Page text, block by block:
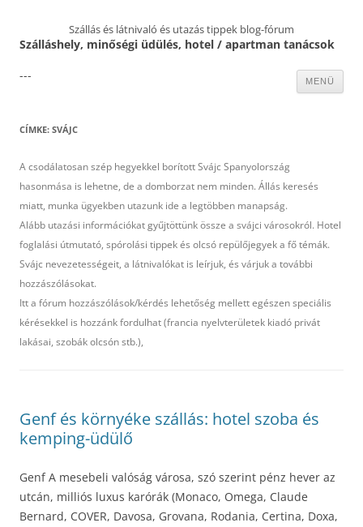
Szállás és látnivaló és utazás tippek blog-fórum
Szálláshely, minőségi üdülés, hotel / apartman tanácsok
MENÜ
---
CÍMKE: SVÁJC
A csodálatosan szép hegyekkel borított Svájc Spanyolország
hasonmása is lehetne, de a domborzat nem minden. Állás keresés
miatt, munka ügyekben utazunk ide a legtöbben manapság.
Alább utazási információkat gyűjtöttünk össze a svájci városokról. Hotel
foglalási útmutató, spórolási tippek és olcsó repülőjegyek a fő témák.
Svájc nevezetességeit, a látnivalókat is leírjuk, és várjuk a további
hozzászólásokat.
Itt a fórum hozzászólások/kérdés lehetőség mellett egészen speciális
kérésekkel is hozzánk fordulhat (francia nyelvterületek kiadó privát
lakásai, szobák olcsón stb.),
Genf és környéke szállás: hotel szoba és
kemping-üdülő
Genf A mesebeli valóság városa, szó szerint pénz hever az
utcán, milliós luxus karórák (Monaco, Omega, Claude
Bernard, COVER, Davosa, Grovana, Rodania, Certina, Doxa,